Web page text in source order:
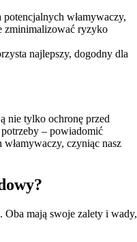
włamywaczy,
zminimalizować ryzyko
najlepszy, dogodny dla
nie tylko ochronę przed
– powiadomić
czyniąc nasz
mają swoje zalety i wady,